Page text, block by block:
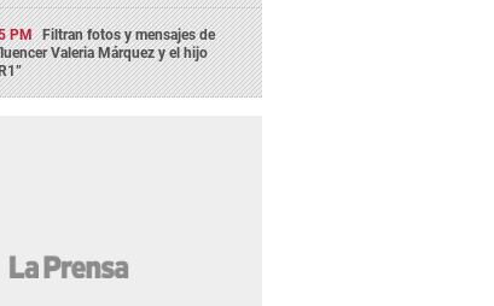
PM Filtran fotos y mensajes de
Valeria Márquez y el hijo